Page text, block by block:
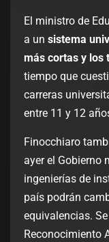
El ministro de
a un sistema
más cortas y los
tiempo que
carreras
entre 11 y 12
Finocchiaro
ayer el Gobierno
ingenierías de
país podrán
equivalencias.
Reconocimiento